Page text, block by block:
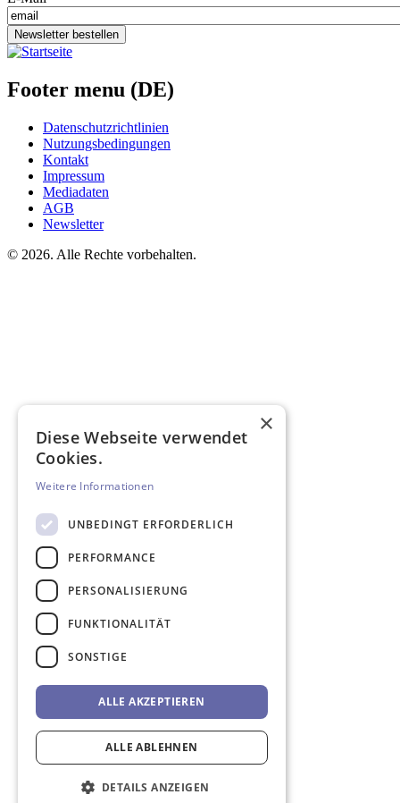
Newsletter bestellen
Footer menu (DE)
Datenschutzrichtlinien
Nutzungsbedingungen
Kontakt
Impressum
Mediadaten
AGB
Newsletter
© 2026. Alle Rechte vorbehalten.
×
Diese Webseite verwendet
Cookies.
Weitere Informationen
UNBEDINGT ERFORDERLICH
PERFORMANCE
PERSONALISIERUNG
FUNKTIONALITÄT
SONSTIGE
ALLE AKZEPTIEREN
ALLE ABLEHNEN
DETAILS ANZEIGEN